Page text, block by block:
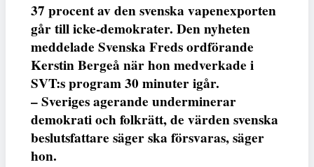
37 procent av den svenska vapenexporten
går till icke-demokrater. Den nyheten
meddelade Svenska Freds ordförande
Kerstin Bergeå när hon medverkade i
SVT:s program 30 minuter igår.
– Sveriges agerande underminerar
demokrati och folkrätt, de värden svenska
beslutsfattare säger ska försvaras, säger
hon.